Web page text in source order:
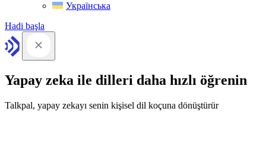
Українська
Hadi başla
Yapay zeka ile dilleri daha hızlı öğrenin
Talkpal, yapay zekayı senin kişisel dil koçuna dönüştürür